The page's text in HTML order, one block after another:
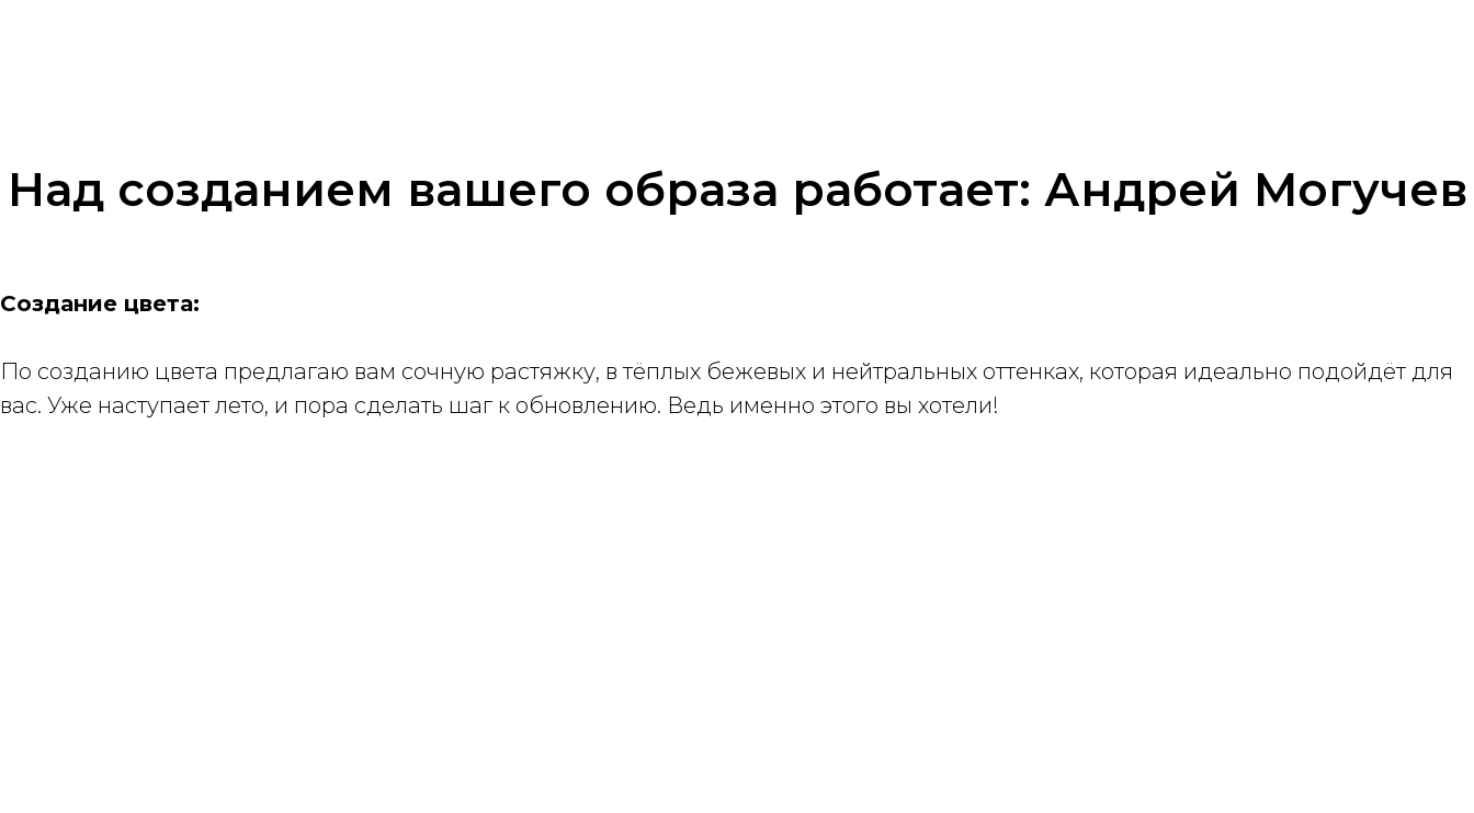
Над созданием вашего образа работает: Андрей Могучев
Создание цвета:
По созданию цвета предлагаю вам сочную растяжку, в тёплых бежевых и нейтральных оттенках, которая идеально подойдёт для
вас. Уже наступает лето, и пора сделать шаг к обновлению. Ведь именно этого вы хотели!